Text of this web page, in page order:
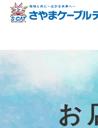
本
キ
ッ
テレビ
お